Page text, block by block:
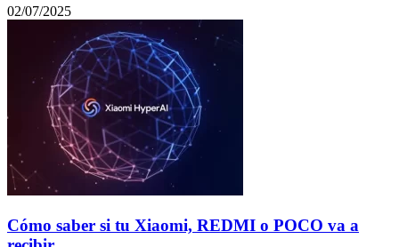
02/07/2025
Cómo saber si tu Xiaomi, REDMI o POCO va a